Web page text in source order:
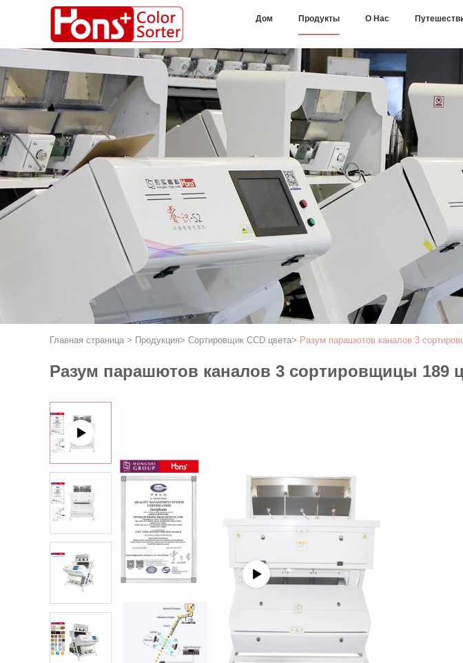
Дом Продукты О Нас
Главная страница > Продукция> Сортировщик CCD цвета> Разум парашютов каналов 3
Разум парашютов каналов 3 сортировщицы 189